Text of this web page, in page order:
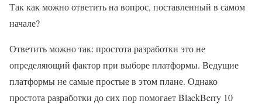
Так как можно ответить на вопрос, поставленный в самом
начале?
Ответить можно так: простота разработки это не
определяющий фактор при выборе платформы. Ведущие
платформы не самые простые в этом плане. Однако
простота разработки до сих пор помогает BlackBerry 10